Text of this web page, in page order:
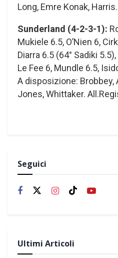
Long, Emre Konak,
Sunderland (4-2-3-1):
Mukiele 6.5, O’Nien 6,
Diarra 6.5 (64° Sadiki
Le Fee 6, Mundle 6.5,
A disposizione: Brobbey,
Jones, Whittaker.
Seguici
Ultimi Articoli